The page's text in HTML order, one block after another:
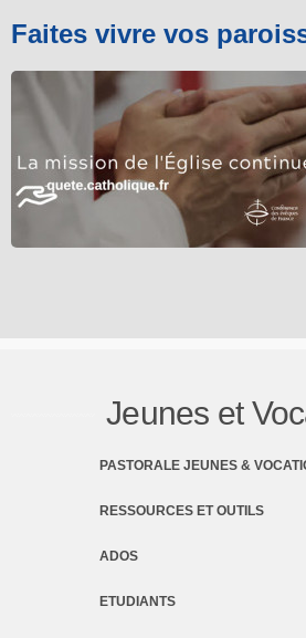
Faites vivre vos
Jeunes et
PASTORALE JEUNES &
RESSOURCES ET OUTILS
ADOS
ETUDIANTS